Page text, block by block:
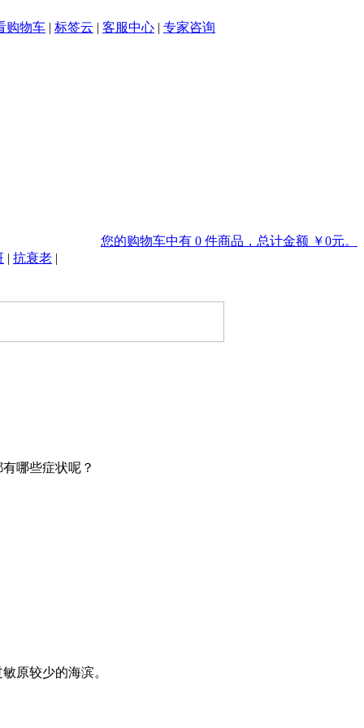
购物车 | 标签云 | 客服中心 | 专家咨询
您的购物车中有 0 件商品，总计金额 ￥0元。
| 抗衰老 |
哪些症状呢？
原较少的海滨。